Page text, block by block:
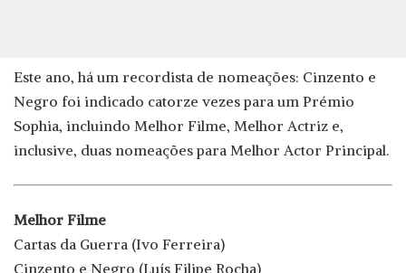
Este ano, há um recordista de nomeações: Cinzento e
Negro foi indicado catorze vezes para um Prémio
Sophia, incluindo Melhor Filme, Melhor Actriz e,
inclusive, duas nomeações para Melhor Actor Principal.
Melhor Filme
Cartas da Guerra (Ivo Ferreira)
Cinzento e Negro (Luís Filipe Rocha)